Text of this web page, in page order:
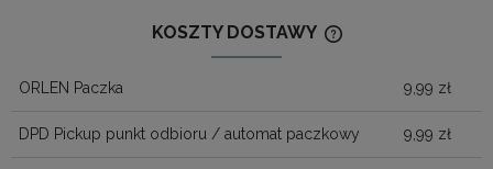
KOSZTY DOSTAWY
ORLEN Paczka 9,99 zł
DPD Pickup punkt odbioru / automat paczkowy 9,99 zł